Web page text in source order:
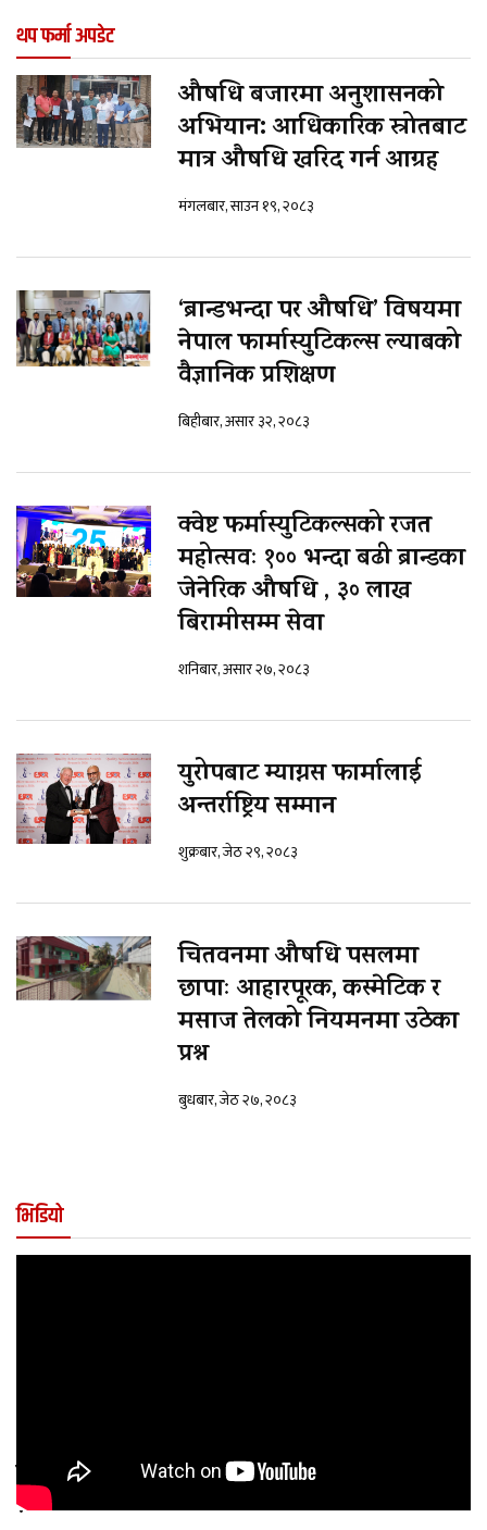
थप फर्मा अपडेट
औषधि बजारमा अनुशासनको
अभियान: आधिकारिक स्रोतबाट
मात्र औषधि खरिद गर्न आग्रह
मंगलबार, साउन १९, २०८३
‘ब्रान्डभन्दा पर औषधि’ विषयमा
नेपाल फार्मास्युटिकल्स ल्याबको
वैज्ञानिक प्रशिक्षण
बिहीबार, असार ३२, २०८३
क्वेष्ट फर्मास्युटिकल्सको रजत
महोत्सवः १०० भन्दा बढी ब्रान्डका
जेनेरिक औषधि , ३० लाख
बिरामीसम्म सेवा
शनिबार, असार २७, २०८३
युरोपबाट म्याग्नस फार्मालाई
अन्तर्राष्ट्रिय सम्मान
शुक्रबार, जेठ २९, २०८३
चितवनमा औषधि पसलमा
छापाः आहारपूरक, कस्मेटिक र
मसाज तेलको नियमनमा उठेका
प्रश्न
बुधबार, जेठ २७, २०८३
भिडियो
कुन अवस्थामा बच्चालाई शल्यक्रिया आवश्यक पर्छ
?